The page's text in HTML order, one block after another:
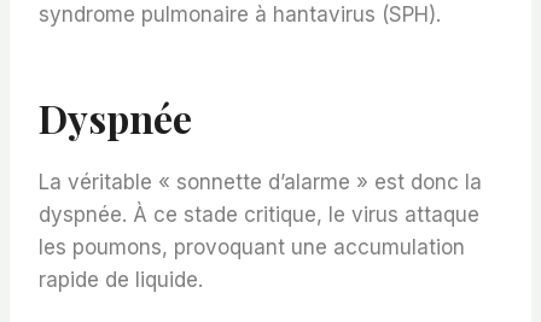
syndrome pulmonaire à hantavirus (SPH).
Dyspnée
La véritable « sonnette d’alarme » est donc la
dyspnée. À ce stade critique, le virus attaque
les poumons, provoquant une accumulation
rapide de liquide.